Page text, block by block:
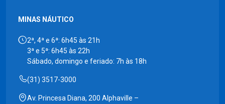
MINAS NÁUTICO
2ª, 4ª e 6ª: 6h45 às 21h
3ª e 5ª: 6h45 às 22h
Sábado, domingo e feriado: 7h às 18h
(31) 3517-3000
Av. Princesa Diana, 200 Alphaville –